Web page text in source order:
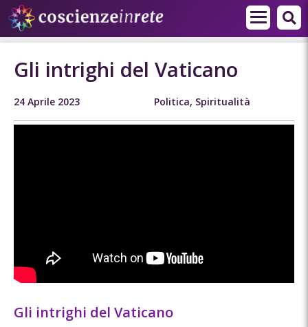
Gli intrighi del Vaticano
24 Aprile 2023 Politica, Spiritualità
Gli intrighi del Vaticano